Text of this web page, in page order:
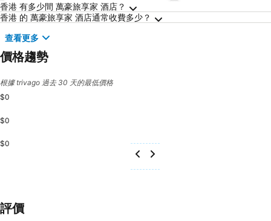
關於香港的常見問答
香港 有多少間 萬豪旅享家 酒店？
香港 的 萬豪旅享家 酒店通常收費多少？
查看更多
價格趨勢
根據 trivago 過去 30 天的最低價格
$0
$0
$0
評價